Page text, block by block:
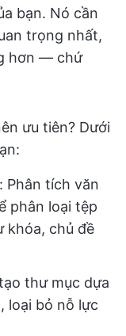
bạn. Nó cần
trọng nhất,
hơn — chứ
ưu tiên? Dưới
: Phân tích văn
phân loại tệp
khóa, chủ đề
thư mục dựa
loại bỏ nỗ lực